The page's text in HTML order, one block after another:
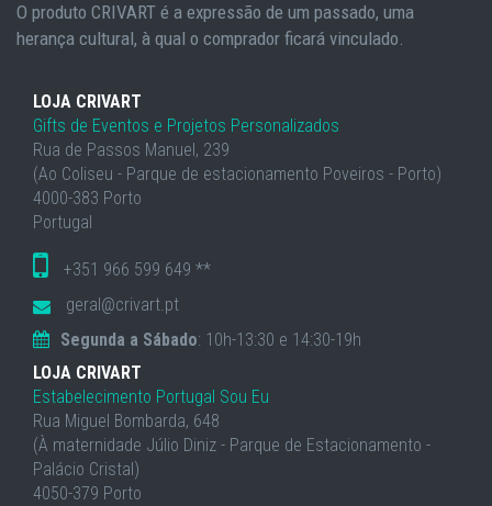
O produto CRIVART é a expressão de um passado, uma
herança cultural, à qual o comprador ficará vinculado.
LOJA CRIVART
Gifts de Eventos e Projetos Personalizados
Rua de Passos Manuel, 239
(Ao Coliseu - Parque de estacionamento Poveiros - Porto)
4000-383 Porto
Portugal
+351 966 599 649 **
geral@crivart.pt
Segunda a Sábado: 10h-13:30 e 14:30-19h
LOJA CRIVART
Estabelecimento Portugal Sou Eu
Rua Miguel Bombarda, 648
(À maternidade Júlio Diniz - Parque de Estacionamento -
Palácio Cristal)
4050-379 Porto